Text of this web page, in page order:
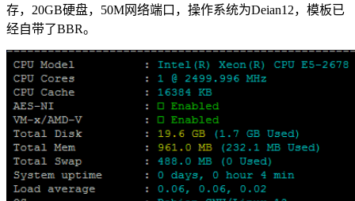
存，20GB硬盘，50M网络端口，操作系统为Deian12，模板已
经自带了BBR。